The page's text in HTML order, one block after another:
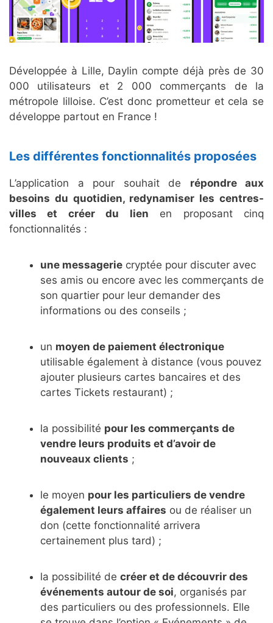
Développée à Lille, Daylin compte déjà près de 30
000 utilisateurs et 2 000 commerçants de la
métropole lilloise. C’est donc prometteur et cela se
développe partout en France !
Les différentes fonctionnalités proposées
L’application a pour souhait de répondre aux
besoins du quotidien, redynamiser les centres-
villes et créer du lien en proposant cinq
fonctionnalités :
une messagerie cryptée pour discuter avec
ses amis ou encore avec les commerçants de
son quartier pour leur demander des
informations ou des conseils ;
un moyen de paiement électronique
utilisable également à distance (vous pouvez
ajouter plusieurs cartes bancaires et des
cartes Tickets restaurant) ;
la possibilité pour les commerçants de
vendre leurs produits et d’avoir de
nouveaux clients ;
le moyen pour les particuliers de vendre
également leurs affaires ou de réaliser un
don (cette fonctionnalité arrivera
certainement plus tard) ;
la possibilité de créer et de découvrir des
événements autour de soi, organisés par
des particuliers ou des professionnels. Elle